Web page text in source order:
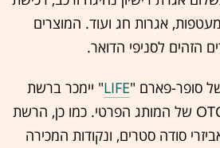
אגרות חג ועוד. המוצרים
הזהים לסניפי הדואר.
סופר-פארם "LIFE" יימכר ברשת
מנטה, לרבות תרופות OTC של המותג הפרטי. כמו כן, הרשת
סודה סטרים, ונקודות המכירה